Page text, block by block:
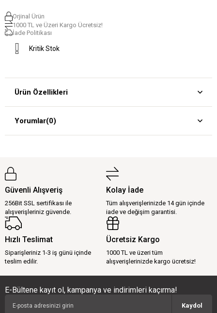
Orjinal Ürün
1000 TL ve Üzeri Kargo Ücretsiz!
İade Politikası
Kritik Stok
Ürün Özellikleri
Yorumlar(0)
Güvenli Alışveriş
256Bit SSL sertifikası ile
alışverişleriniz güvende.
Kolay İade
Tüm alışverişlerinizde 14 gün içinde
iade ve değişim garantisi.
Hızlı Teslimat
Siparişleriniz 1-3 iş günü içinde
teslim edilir.
Ücretsiz Kargo
1000 TL ve üzeri tüm
alışverişlerinizde kargo ücretsiz!
E-Bültene kayıt ol, kampanya ve indirimleri kaçırma!
Kaydol